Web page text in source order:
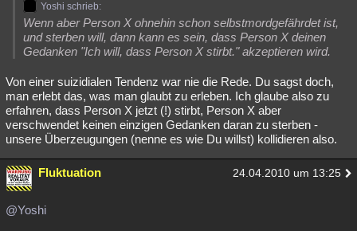
Yoshi schrieb:
Wenn aber Person X ohnehin schon selbstmordgefährdet ist,
und sterben will, dann kann es sein, dass Person X deinen
Gedanken "Ich will, dass Person X stirbt." akzeptieren wird.
Von einer suizidialen Tendenz war nie die Rede. Du sagst doch,
man erlebt das, was man glaubt zu erleben. Ich glaube also zu
erfahren, dass Person X jetzt (!) stirbt, Person X aber
verschwendet keinen einzigen Gedanken daran zu sterben -
unsere Überzeugungen (nenne es wie Du willst) kollidieren also.
Fluktuation 24.04.2010 um 13:25
@Yoshi